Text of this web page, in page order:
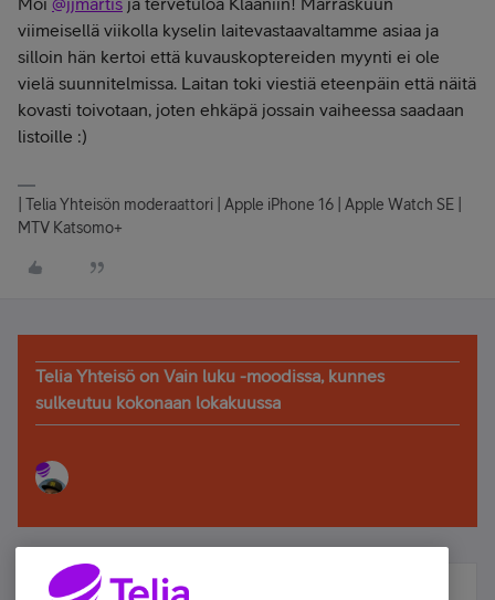
viimeisellä viikolla kyselin laitevastaavaltamme asiaa ja
silloin hän kertoi että kuvauskoptereiden myynti ei ole
vielä suunnitelmissa. Laitan toki viestiä eteenpäin että näitä
kovasti toivotaan, joten ehkäpä jossain vaiheessa saadaan
listoille :)
| Telia Yhteisön moderaattori | Apple iPhone 16 | Apple Watch SE |
MTV Katsomo+
Telia Yhteisö on Vain luku -moodissa, kunnes
sulkeutuu kokonaan lokakuussa